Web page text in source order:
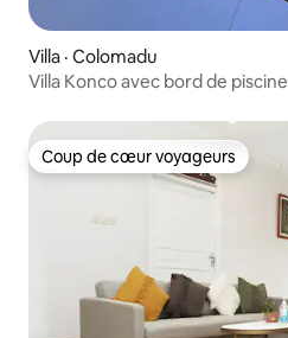
Villa · Colomadu
Villa Konco avec bord de piscine
Coup de cœur voyageurs
Coup de cœur voyageurs